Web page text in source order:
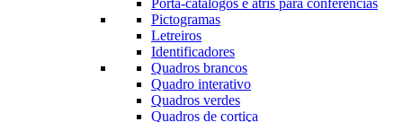
Porta-catálogos e atris para conferências
Pictogramas
Letreiros
Identificadores
Quadros brancos
Quadro interativo
Quadros verdes
Quadros de cortiça